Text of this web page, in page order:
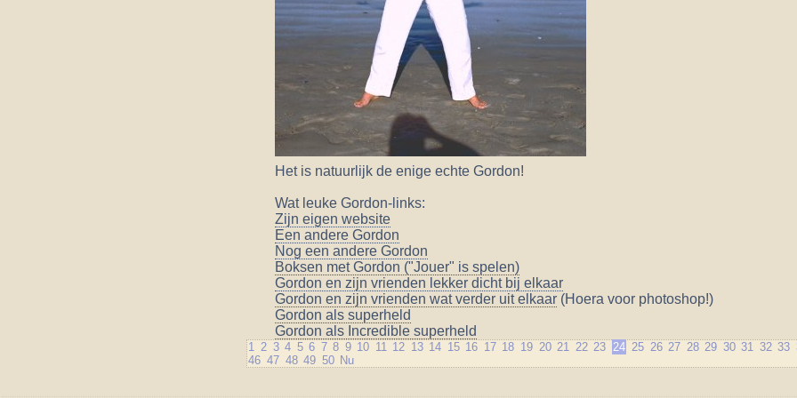
Het is natuurlijk de enige echte Gordon!
Wat leuke Gordon-links:
Zijn eigen website
Een andere Gordon
Nog een andere Gordon
Boksen met Gordon ("Jouer" is spelen)
Gordon en zijn vrienden lekker dicht bij elkaar
Gordon en zijn vrienden wat verder uit elkaar (Hoera voor photoshop!)
Gordon als superheld
Gordon als Incredible superheld
1 2 3 4 5 6 7 8 9 10 11 12 13 14 15 16 17 18 19 20 21 22 23 24 25 26 27 28 29 30 31 32 33
46 47 48 49 50 Nu